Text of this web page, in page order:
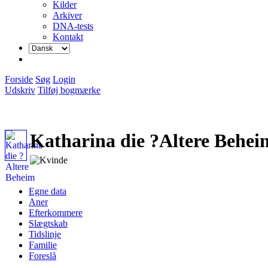
Kilder
Arkiver
DNA-tests
Kontakt
Forside Søg Login
Udskriv Tilføj bogmærke
Katharina die ?Altere
Egne data
Aner
Efterkommere
Slægtskab
Tidslinje
Familie
Foreslå